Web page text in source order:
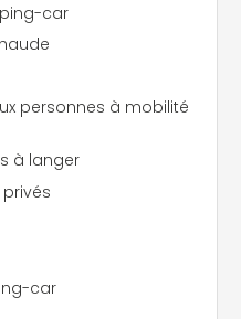
car
personnes à mobilité
à langer
car